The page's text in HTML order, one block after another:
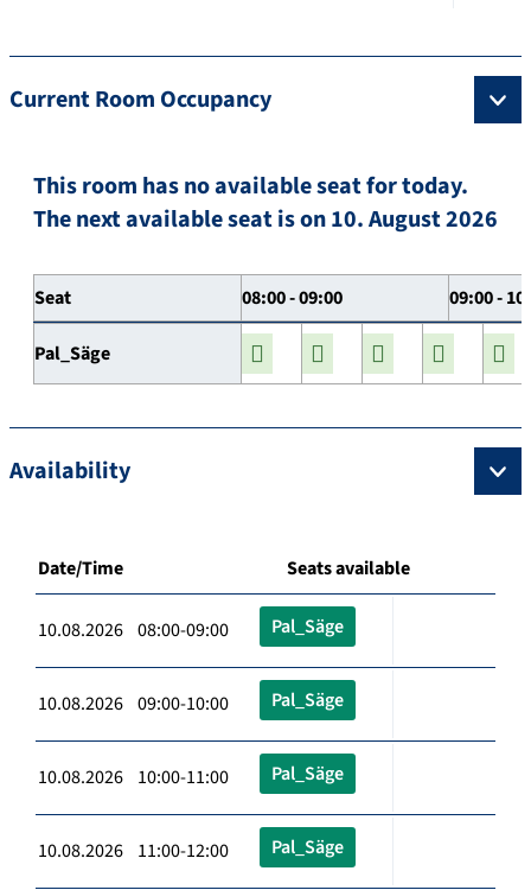
Current Room Occupancy
This room has no available seat for today.
The next available seat is on 10. August 2026
Seat 08:00 - 09:00 09:00 -
Pal_Säge
Availability
Date/Time Seats available
10.08.2026 08:00-09:00 Pal_Säge
10.08.2026 09:00-10:00 Pal_Säge
10.08.2026 10:00-11:00 Pal_Säge
10.08.2026 11:00-12:00 Pal_Säge